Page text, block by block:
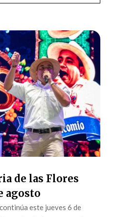
de las Flores
agosto
este jueves 6 de